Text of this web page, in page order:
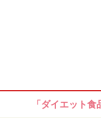
「ダイエット